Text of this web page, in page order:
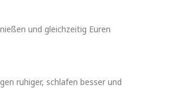
und gleichzeitig Euren
ruhiger, schlafen besser und